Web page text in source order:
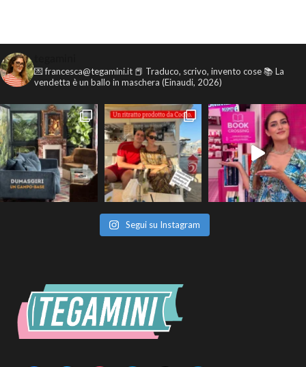
💌 francesca@tegamini.it 📕 Traduco, scrivo, invento cose📚 La
vendetta è un ballo in maschera (Einaudi, 2026)
Segui su Instagram